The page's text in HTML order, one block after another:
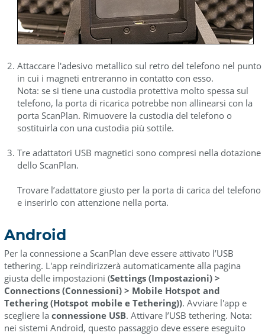
Attaccare l'adesivo metallico sul retro del telefono nel punto
in cui i magneti entreranno in contatto con esso.
Nota: se si tiene una custodia protettiva molto spessa sul
telefono, la porta di ricarica potrebbe non allinearsi con la
porta ScanPlan. Rimuovere la custodia del telefono o
sostituirla con una custodia più sottile.
Tre adattatori USB magnetici sono compresi nella dotazione
dello ScanPlan.
Trovare l’adattatore giusto per la porta di carica del telefono
e inserirlo con attenzione nella porta.
Android
Per la connessione a ScanPlan deve essere attivato l’USB
tethering. L'app reindirizzerà automaticamente alla pagina
giusta delle impostazioni (Settings (Impostazioni) >
Connections (Connessioni) > Mobile Hotspot and
Tethering (Hotspot mobile e Tethering)). Avviare l'app e
scegliere la connessione USB. Attivare l’USB tethering. Nota:
nei sistemi Android, questo passaggio deve essere eseguito